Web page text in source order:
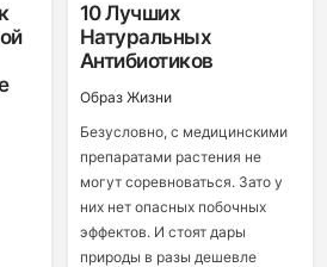
10 Лучших
Натуральных
Антибиотиков
Образ Жизни
Безусловно, с медицинскими
препаратами растения не
могут соревноваться. Зато у
них нет опасных побочных
эффектов. И стоят дары
природы в разы дешевле